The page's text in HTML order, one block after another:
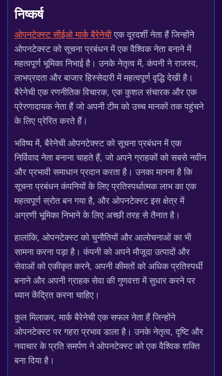
निष्कर्ष
ओपनटेक्स्ट सीईओ मार्क बैरेनेचीएक दूरदर्शी नेता हैं जिन्होंने
ओपनटेक्स्ट को सूचना प्रबंधन में एक वैश्विक नेता बनाने में
महत्वपूर्ण भूमिका निभाई है। उनके नेतृत्व में, कंपनी ने राजस्व,
लाभप्रदता और बाजार हिस्सेदारी में महत्वपूर्ण वृद्धि देखी है।
बैरेनेची एक रणनीतिक विचारक, एक कुशल संचारक और एक
प्रेरणादायक नेता हैं जो अपनी टीम को उच्च मानकों तक पहुंचने
के लिए प्रेरित करते हैं।
भविष्य में, बैरेनेची ओपनटेक्स्ट को सूचना प्रबंधन में एक
निर्विवाद नेता बनाना चाहते हैं, जो अपने ग्राहकों को सबसे नवीन
और प्रभावी समाधान प्रदान करता है। उनका मानना है कि
सूचना प्रबंधन कंपनियों के लिए प्रतिस्पर्धात्मक लाभ का एक
महत्वपूर्ण स्रोत बन गया है, और ओपनटेक्स्ट इस क्षेत्र में
अग्रणी भूमिका निभाने के लिए अच्छी तरह से तैनात है।
हालांकि, ओपनटेक्स्ट को चुनौतियों और आलोचनाओं का भी
सामना करना पड़ा है। कंपनी को अपने मौजूदा उत्पादों और
सेवाओं को एकीकृत करने, अपनी कीमतों को अधिक प्रतिस्पर्धी
बनाने और अपनी ग्राहक सेवा की गुणवत्ता में सुधार करने पर
ध्यान केंद्रित करना चाहिए।
कुल मिलाकर, मार्क बैरेनेची एक सफल नेता हैं जिन्होंने
ओपनटेक्स्ट पर गहरा प्रभाव डाला है। उनके नेतृत्व, दृष्टि और
नवाचार के प्रति समर्पण ने ओपनटेक्स्ट को एक वैश्विक शक्ति
बना दिया है।